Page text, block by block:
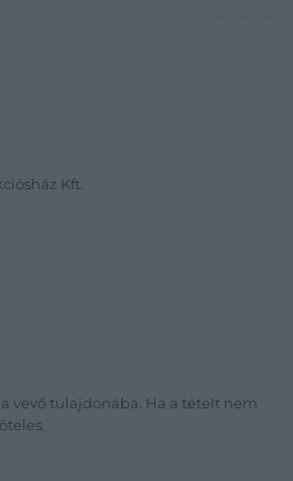
Kft.
vevő tulajdonába. Ha a tételt nem